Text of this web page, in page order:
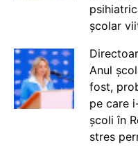
școlar
Anul
fost,
pe care
școli în
stres